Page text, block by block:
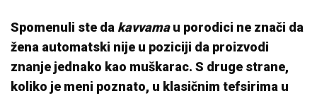
Spomenuli ste da kavvamau porodici ne znači da
žena automatski nije u poziciji da proizvodi
znanje jednako kao muškarac. S druge strane,
koliko je meni poznato, u klasičnim tefsirima u